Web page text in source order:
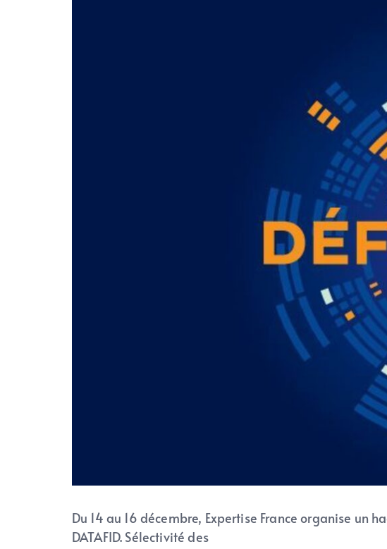
Du 14 au 16 décembre, Expertise France organise un
DATAFID. Sélectivité des